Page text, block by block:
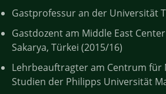
Gastprofessur an der Universität
Gastdozent am Middle East
Sakarya, Türkei (2015/16)
Lehrbeauftragter am Centrum für
Studien der Philipps Universität